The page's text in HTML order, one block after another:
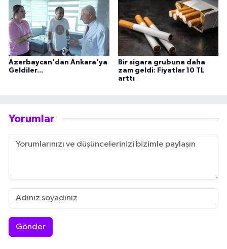
Azerbaycan'dan Ankara'ya
Geldiler...
Bir sigara grubuna daha
zam geldi: Fiyatlar 10 TL
arttı
Yorumlar
Gönder